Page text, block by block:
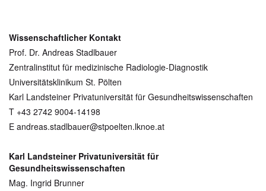
Wissenschaftlicher Kontakt
Prof. Dr. Andreas Stadlbauer
Zentralinstitut für medizinische Radiologie-Diagnostik
Universitätsklinikum St. Pölten
Karl Landsteiner Privatuniversität für Gesundheitswissenschaften
T +43 2742 9004-14198
E andreas.stadlbauer@stpoelten.lknoe.at
Karl Landsteiner Privatuniversität für
Gesundheitswissenschaften
Mag. Ingrid Brunner